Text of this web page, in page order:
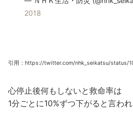
2018
引用：https://twitter.com/nhk_seikatsu/status/
心停止後何もしないと救命率は
1分ごとに10%ずつ下がると言われ